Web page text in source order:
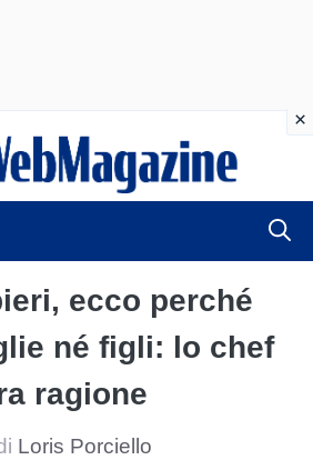
ecco perché
né figli: lo chef
ragione
Loris Porciello